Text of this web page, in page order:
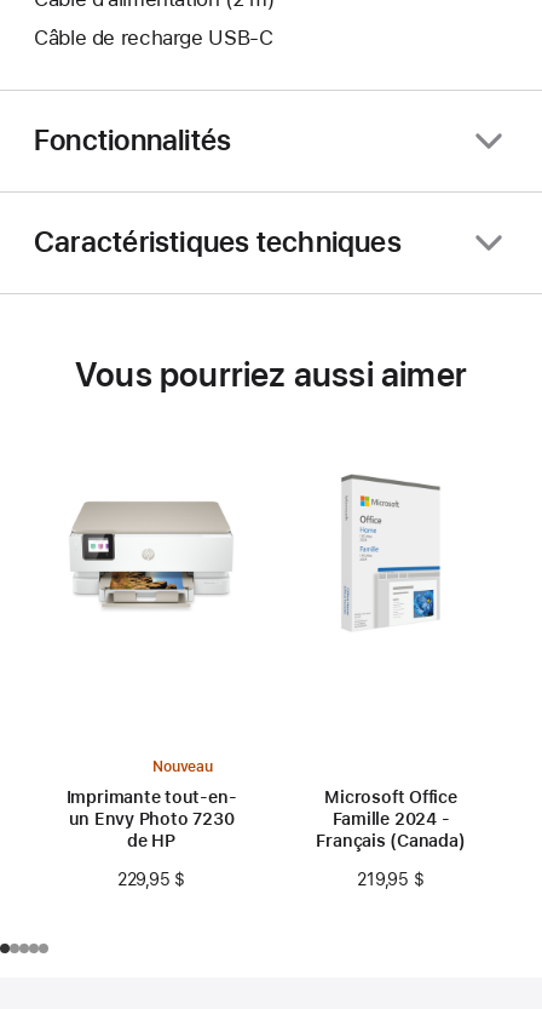
Câble de recharge USB-C
Fonctionnalités
Caractéristiques techniques
Vous pourriez aussi aimer
Nouveau
Imprimante tout-en-
un Envy Photo 7230
de HP
229,95 $
Microsoft Office
Famille 2024 -
Français (Canada)
219,95 $